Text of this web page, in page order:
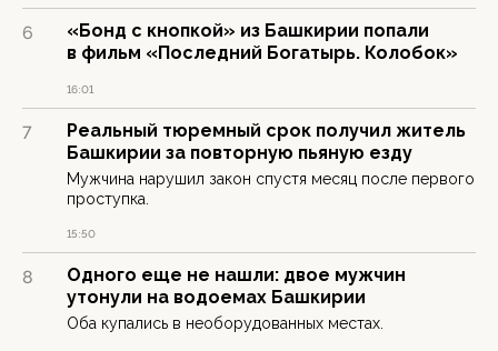
6
«Бонд с кнопкой» из Башкирии попали
в фильм «Последний Богатырь. Колобок»
16:01
7
Реальный тюремный срок получил житель
Башкирии за повторную пьяную езду
Мужчина нарушил закон спустя месяц после первого
проступка.
15:50
8
Одного еще не нашли: двое мужчин
утонули на водоемах Башкирии
Оба купались в необорудованных местах.